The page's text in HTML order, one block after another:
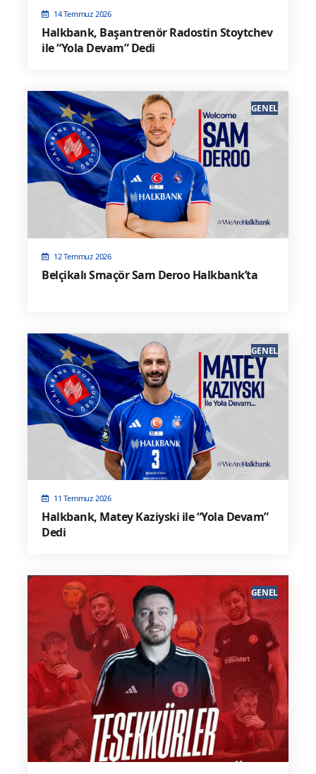
14 Temmuz 2026
Halkbank, Başantrenör Radostin Stoytchev
ile “Yola Devam” Dedi
12 Temmuz 2026
Belçikalı Smaçör Sam Deroo Halkbank’ta
GENEL
11 Temmuz 2026
Halkbank, Matey Kaziyski ile “Yola Devam”
Dedi
GENEL
GENEL